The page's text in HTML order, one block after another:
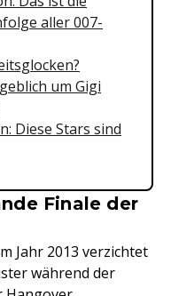
aller 007-
um Gigi
Diese Stars sind
Finale der
Jahr 2013 verzichtet
während der